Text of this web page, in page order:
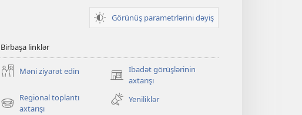
Görünüş parametrlərini dəyiş
Birbaşa linklər
Məni ziyarət edin
İbadət görüşlərinin
axtarışı
(yeni
pəncərə
açılır)
Regional toplantı
axtarışı
(yeni
Yeniliklər